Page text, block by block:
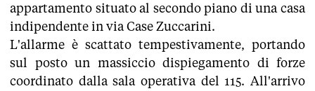
appartamento situato al secondo piano di una casa
indipendente in via Case Zuccarini.
​L'allarme è scattato tempestivamente, portando
sul posto un massiccio dispiegamento di forze
coordinato dalla sala operativa del 115. ​All'arrivo